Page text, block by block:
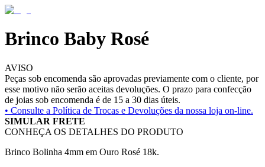
Brinco Baby Rosé
AVISO
Peças sob encomenda são aprovadas previamente com o cliente, por
esse motivo não serão aceitas devoluções. O prazo para confecção
de joias sob encomenda é de 15 a 30 dias úteis.
• Consulte a Política de Trocas e Devoluções da nossa loja on-line.
SIMULAR FRETE
CONHEÇA OS DETALHES DO PRODUTO
Brinco Bolinha 4mm em Ouro Rosé 18k.